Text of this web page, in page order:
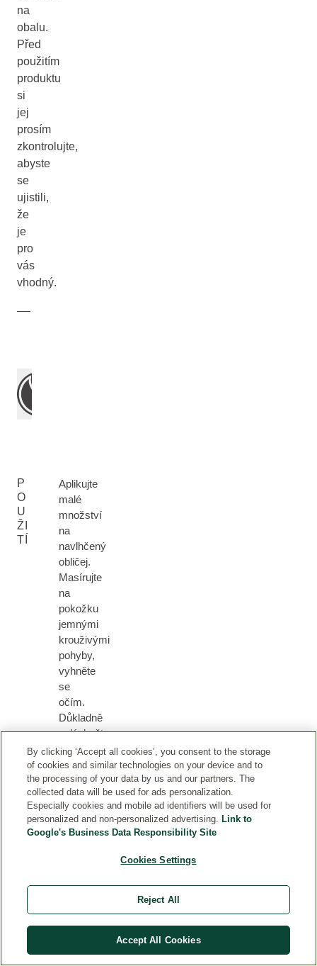
na
obalu.
Před
použitím
produktu
si
jej
prosím
zkontrolujte,
abyste
se
ujistili,
že
je
pro
vás
vhodný.
P
O
U
ŽI
TÍ
Aplikujte
malé
množství
na
navlhčený
obličej.
Masírujte
na
pokožku
jemnými
krouživými
pohyby,
vyhněte
se
očím.
Důkladně
opláchněte.
PODOBNÉ PRODUKTY
By clicking ‘Accept all cookies’, you consent to the storage
of cookies and similar technologies on your device and to
the processing of your data by us and our partners. The
collected data will be used for ads personalization.
Especially cookies and mobile ad identifiers will be used for
personalized and non-personalized advertising. Link to
Google's Business Data Responsibility Site
Cookies Settings
Reject All
Accept All Cookies